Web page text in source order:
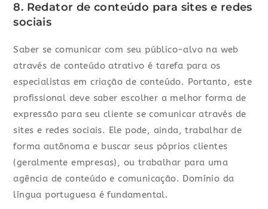
8. Redator de conteúdo para sites e redes
sociais
Saber se comunicar com seu público-alvo na web
através de conteúdo atrativo é tarefa para os
especialistas em criação de conteúdo. Portanto, este
profissional deve saber escolher a melhor forma de
expressão para seu cliente se comunicar através de
sites e redes sociais. Ele pode, ainda, trabalhar de
forma autônoma e buscar seus póprios clientes
(geralmente empresas), ou trabalhar para uma
agência de conteúdo e comunicação. Domínio da
língua portuguesa é fundamental.